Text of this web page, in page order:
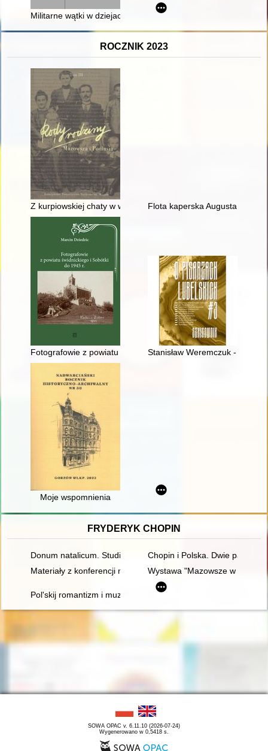
Militarne wątki w dziejach folwarku Turzonowskiego nad
ROCZNIK 2023
Z kurpiowskiej chaty w wielki świat : emigracyjna historia
Flota kaperska Augusta II w
Fotografowie z powiatu świdnickiego i Sobótki do 1945 r
Stanisław Weremczuk - poeta,
Moje wspomnienia
FRYDERYK CHOPIN
Donum natalicum. Studia Thaddaeo Przybylski octogenario
Chopin i Polska. Dwie pasje
Materiały z konferencji naukowej "Twórczość naukowa i
Wystawa "Mazowsze w
Pol'skij romantizm i muzykal'naja kul'tura L'vova vtoroj
SOWA OPAC v. 6.11.10 (2026-07-24)
Wygenerowano w 0,5418 s.